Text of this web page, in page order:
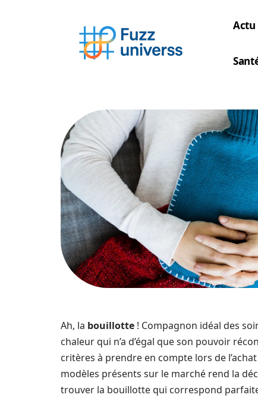
Actu
Ah, la bouillotte ! Compagnon idéal des
chaleur qui n’a d’égal que son pouvoir
critères à prendre en compte lors de
modèles présents sur le marché rend la
trouver la bouillotte qui correspond